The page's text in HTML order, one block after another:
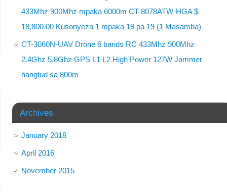
433Mhz 900Mhz mpaka 6000m CT-8078ATW-HGA $
18,800.00 Kusonyeza 1 mpaka 19 pa 19 (1 Masamba)
CT-3060N-UAV Drone 6 bands RC 433Mhz 900Mhz
2.4Ghz 5.8Ghz GPS L1 L2 High Power 127W Jammer
hangtud sa 800m
Archives
January 2018
April 2016
November 2015